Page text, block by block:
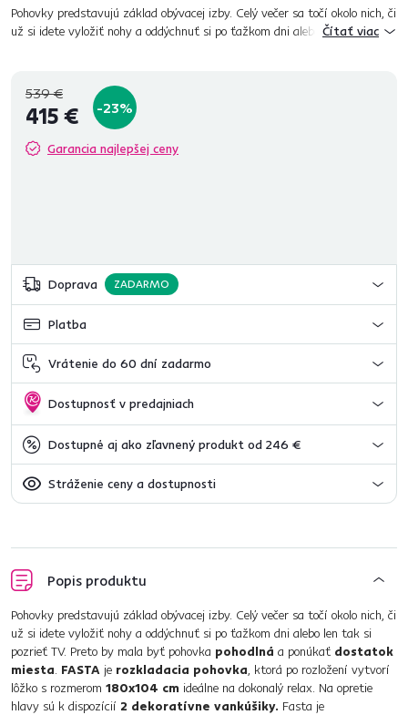
Pohovky predstavujú základ obývacej izby. Celý večer sa točí okolo nich, či
už si idete vyložiť nohy a oddýchnuť si po ťažkom dni alebo len tak si
Čítať viac
539 €
415 € -23%
Garancia najlepšej ceny
Doprava ZADARMO
Platba
Vrátenie do 60 dní zadarmo
Dostupnosť v predajniach
Dostupné aj ako zľavnený produkt od 246 €
Stráženie ceny a dostupnosti
Popis produktu
Pohovky predstavujú základ obývacej izby. Celý večer sa točí okolo nich, či
už si idete vyložiť nohy a oddýchnuť si po ťažkom dni alebo len tak si
pozrieť TV. Preto by mala byť pohovka pohodlná a ponúkať dostatok
miesta. FASTA je rozkladacia pohovka, ktorá po rozložení vytvorí
lôžko s rozmerom 180x104 cm ideálne na dokonalý relax. Na opretie
hlavy sú k dispozícií 2 dekoratívne vankúšiky. Fasta je